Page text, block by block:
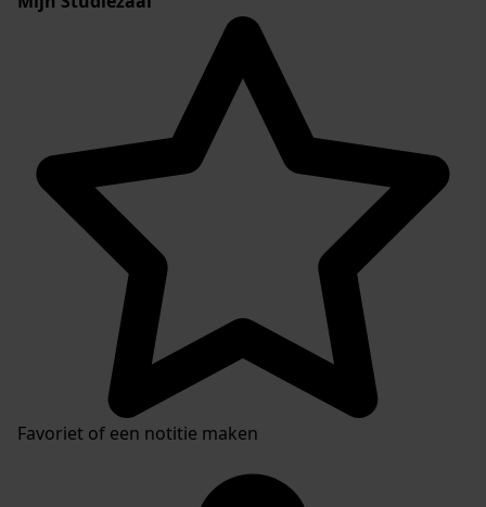
Favoriet of een notitie maken